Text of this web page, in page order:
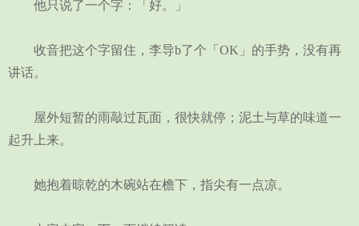
他只说了一个字：「好。」
收音把这个字留住，李导b了个「OK」的手势，没有再
讲话。
屋外短暂的雨敲过瓦面，很快就停；泥土与草的味道一
起升上来。
她抱着晾乾的木碗站在檐下，指尖有一点凉。